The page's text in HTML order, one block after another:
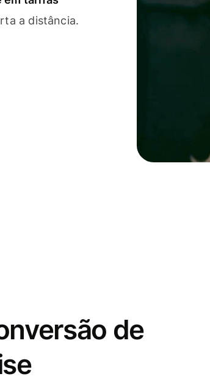
a distância.
de